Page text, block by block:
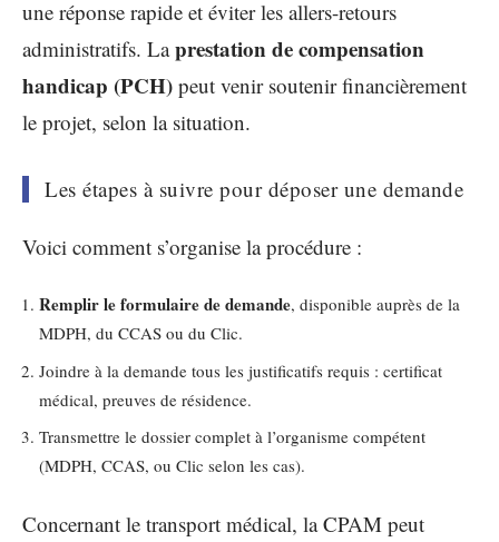
une réponse rapide et éviter les allers-retours
administratifs. Laprestation de compensation
handicap (PCH) peut venir soutenir financièrement
le projet, selon la situation.
Les étapes à suivre pour déposer une demande
Voici comment s’organise la procédure :
Remplir le formulaire de demande, disponible auprès de la
MDPH, du CCAS ou du Clic.
Joindre à la demande tous les justificatifs requis : certificat
médical, preuves de résidence.
Transmettre le dossier complet à l’organisme compétent
(MDPH, CCAS, ou Clic selon les cas).
Concernant le transport médical, la CPAM peut